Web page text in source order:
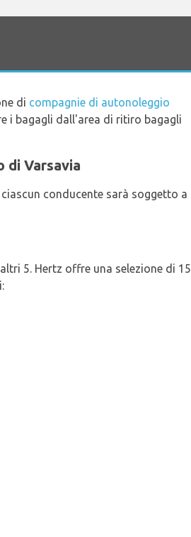
di compagnie di autonoleggio
i bagagli dall'area di ritiro bagagli
di Varsavia
conducente sarà soggetto a
5. Hertz offre una selezione di 15